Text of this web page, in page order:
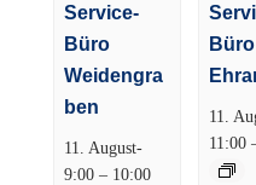
Service-
Büro
Weidengra
ben
11. August-
9:00 – 10:00
Büro
11.
11:00